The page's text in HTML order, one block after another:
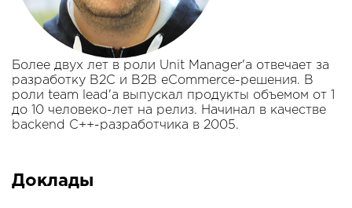
Более двух лет в роли Unit Manager'а отвечает за
разработку B2C и B2B eCommerce-решения. В
роли team lead'а выпускал продукты объемом от 1
до 10 человеко-лет на релиз. Начинал в качестве
backend С++-разработчика в 2005.
Доклады